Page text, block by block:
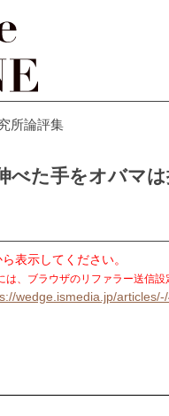
所論評集
べた手をオバマ
表示してください。
は、ブラウザのリファラー送信設
wedge.ismedia.jp/